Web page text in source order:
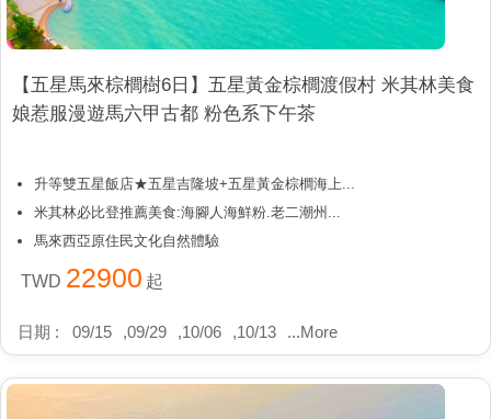
【五星馬來棕櫚樹6日】五星黃金棕櫚渡假村 米其林美食
娘惹服漫遊馬六甲古都 粉色系下午茶
升等雙五星飯店★五星吉隆坡+五星黃金棕櫚海上...
米其林必比登推薦美食:海腳人海鮮粉.老二潮州...
馬來西亞原住民文化自然體驗
TWD 22900 起
日期 : 09/15 ,09/29 ,10/06 ,10/13 ...More